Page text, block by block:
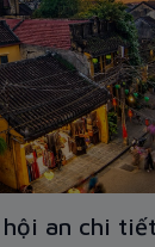
hội an chi